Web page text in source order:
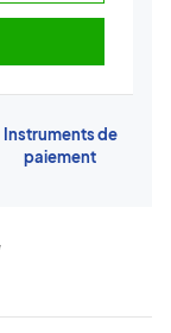
Instruments de
paiement